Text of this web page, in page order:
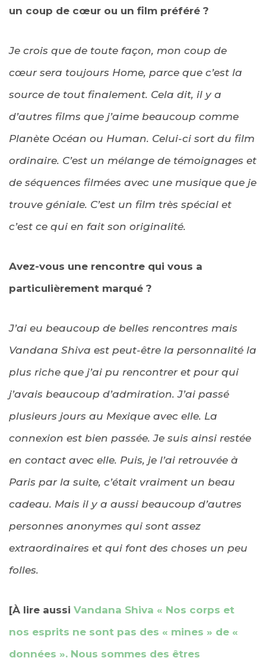
un coup de cœur ou un film préféré ?
Je crois que de toute façon, mon coup de
cœur sera toujours Home, parce que c’est la
source de tout finalement. Cela dit, il y a
d’autres films que j’aime beaucoup comme
Planète Océan ou Human. Celui-ci sort du film
ordinaire. C’est un mélange de témoignages et
de séquences filmées avec une musique que je
trouve géniale. C’est un film très spécial et
c’est ce qui en fait son originalité.
Avez-vous une rencontre qui vous a
particulièrement marqué ?
J’ai eu beaucoup de belles rencontres mais
Vandana Shiva est peut-être la personnalité la
plus riche que j’ai pu rencontrer et pour qui
j’avais beaucoup d’admiration. J’ai passé
plusieurs jours au Mexique avec elle. La
connexion est bien passée. Je suis ainsi restée
en contact avec elle. Puis, je l’ai retrouvée à
Paris par la suite, c’était vraiment un beau
cadeau. Mais il y a aussi beaucoup d’autres
personnes anonymes qui sont assez
extraordinaires et qui font des choses un peu
folles.
[À lire aussi Vandana Shiva « Nos corps et
nos esprits ne sont pas des « mines » de «
données ». Nous sommes des êtres